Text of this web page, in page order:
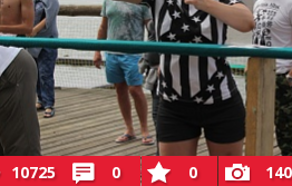
10725 0 0 140